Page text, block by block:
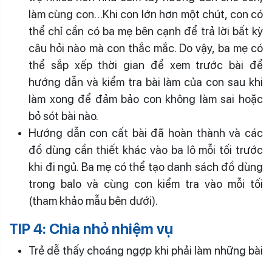
làm cùng con…Khi con lớn hơn một chút, con có
thể chỉ cần có ba mẹ bên cạnh để trả lời bất kỳ
câu hỏi nào mà con thắc mắc. Do vậy, ba mẹ có
thể sắp xếp thời gian để xem trước bài để
hướng dẫn và kiểm tra bài làm của con sau khi
làm xong để đảm bảo con không làm sai hoặc
bỏ sót bài nào.
Hướng dẫn con cất bài đã hoàn thành và các
đồ dùng cần thiết khác vào ba lô mỗi tối trước
khi đi ngủ. Ba mẹ có thể tạo danh sách đồ dùng
trong balo và cùng con kiểm tra vào mỗi tối
(tham khảo mẫu bên dưới).
TIP 4: Chia nhỏ nhiệm vụ
Trẻ dễ thấy choáng ngợp khi phải làm những bài